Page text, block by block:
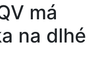
má
na dlhé